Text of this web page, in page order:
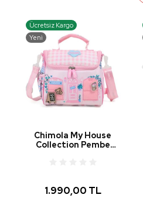
Ücretsiz Kargo
Yeni
Chimola My House
Collection Pembe
1.990,00 TL